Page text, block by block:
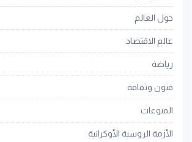
حول العالم
عالم الاقتصاد
رياضة
فنون وثقافة
المنوعات
الأزمة الروسية الأوكرانية